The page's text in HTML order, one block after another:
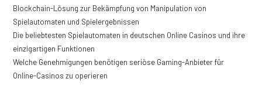
Blockchain-Lösung zur Bekämpfung von Manipulation von
Spielautomaten und Spielergebnissen
Die beliebtesten Spielautomaten in deutschen Online Casinos und ihre
einzigartigen Funktionen
Welche Genehmigungen benötigen seriöse Gaming-Anbieter für
Online-Casinos zu operieren